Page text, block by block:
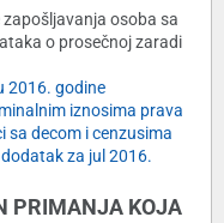
osoba sa
o prosečnoj zaradi
2016. godine
iznosima prava
sa decom i cenzusima
za jul 2016.
PRIMANJA KOJA